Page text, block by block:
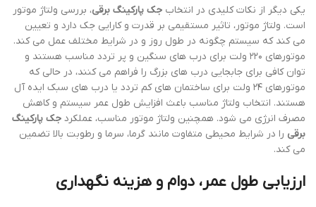
یکی دیگر از نکات کلیدی در انتخاب جک پارکینگ برقی، بررسی ولتاژ موتور
است. ولتاژ موتور، تاثیر مستقیمی بر قدرت و کارایی جک دارد و تعیین
می کند که سیستم چگونه در طول روز و در شرایط مختلف عمل می کند.
موتورهای ۲۲۰ ولت برای درب های سنگین و پر تردد مناسب هستند و
توان کافی برای جابجایی درب های بزرگ را فراهم می کنند، در حالی که
موتورهای ۲۴ ولت برای ساختمان های کم تردد یا درب های سبک ایده آل
هستند. انتخاب ولتاژ مناسب باعث افزایش طول عمر سیستم و کاهش
مصرف انرژی می شود. همچنین ولتاژ موتور مناسب، عملکرد جک پارکینگ
برقی را در شرایط محیطی متفاوت مانند گرما، سرما و رطوبت بالا تضمین
می کند.
ارزیابی طول عمر، دوام و هزینه نگهداری